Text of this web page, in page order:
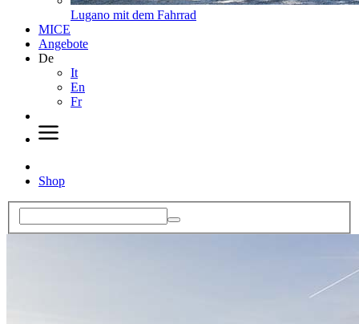
Lugano mit dem Fahrrad
MICE
Angebote
De
It
En
Fr
Shop